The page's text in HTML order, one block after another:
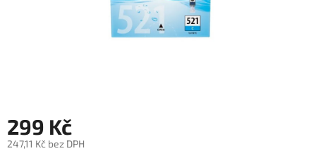
299 Kč
247,11 Kč bez DPH